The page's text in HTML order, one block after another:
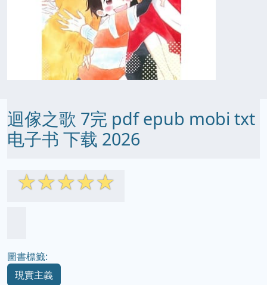
迴傢之歌 7完 pdf epub mobi txt
电子书 下载 2026
☆☆☆☆☆
圖書標籤:
現實主義